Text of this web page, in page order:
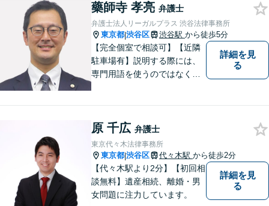
の交渉を代理し、増額または
減額に向け、粘り強く取り組
みます【休日・夜間相談対
応】
藥師寺 孝亮 弁護士
弁護士法人リーガルプラス 渋谷法律事務所
東京都|渋谷区 渋谷駅 から徒歩5分
【完全個室で相談可】【近隣
駐車場有】説明する際には、
専門用語を使うのではなく、
向けて、10年以上にわたる弁
護士活動から得た知識・経験
をフル活用して解決を目指し
ます。
詳細を見
る
原 千広 弁護士
東京代々木法律事務所
東京都|渋谷区 代々木駅 から徒歩2分
【代々木駅より2分】【初回相
談無料】遺産相続、離婚・男
女問題に注力しています。
詳細を見
る